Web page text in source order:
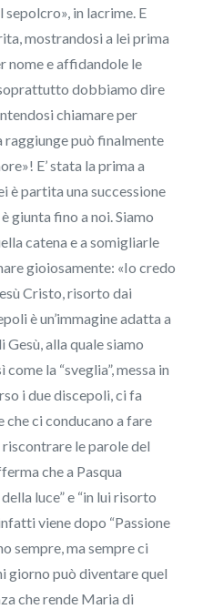
in lacrime. E
mostrandosi a lei prima
nome e affidandole le
dobbiamo dire
chiamare per
raggiunge può finalmente
E’ stata la prima a
è partita una successione
giunta fino a noi. Siamo
catena e a somigliarle
gioiosamente: «Io credo
Cristo, risorto dai
è un’immagine adatta a
alla quale siamo
la “sveglia”, messa in
i due discepoli, ci fa
ci conducano a fare
le parole del
che a Pasqua
luce” e “in lui risorto
viene dopo “Passione
sempre, ma sempre ci
giorno può diventare quel
che rende Maria di